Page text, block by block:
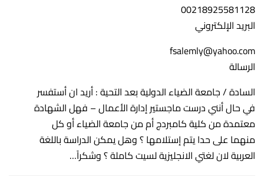
00218925581128
البريد الإلكتروني
fsalemly@yahoo.com
الرسالة
السادة / جامعة الضياء الدولية بعد التحية : أريد ان أستفسر
في حال أنني درست ماجستير إدارة الأعمال – فهل الشهادة
معتمدة من كلية كامبردج أم من جامعة الضياء أو كل
منهما على حدا يتم إستلامها ؟ وهل يمكن الدراسة باللغة
العربية لان لغتي الانجليزية لسيت كاملة ؟ وشكراً…